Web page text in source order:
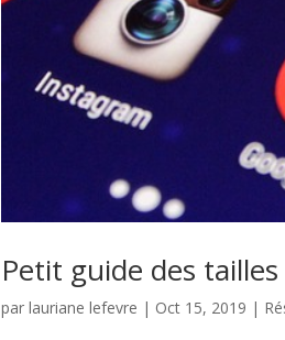
Petit guide des
parlauriane lefevre | Oct 15, 2019 |